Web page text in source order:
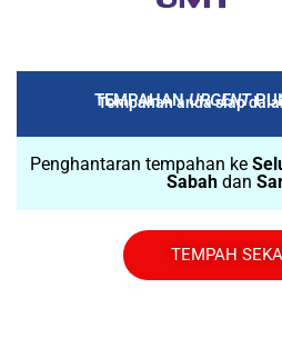
Tempahan anda siap
TEMPAHANURGENT
Penghantaran tempahan ke
Sabahdan
TEMPAH